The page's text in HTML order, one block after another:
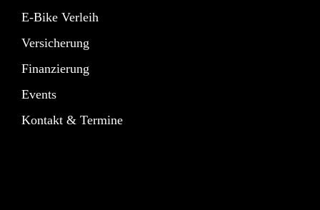
E-Bike Verleih
Versicherung
Finanzierung
Events
Kontakt & Termine